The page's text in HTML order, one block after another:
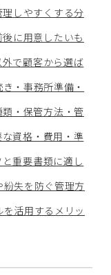
しやすくする分
に用意したいも
で顧客から選ば
・事務所準備・
・保管方法・管
資格・費用・準
重要書類に適し
失を防ぐ管理方
活用するメリッ